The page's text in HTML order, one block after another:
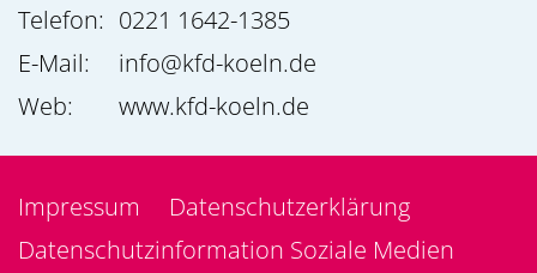
Telefon: 0221 1642-1385
E-Mail:
info@kfd-koeln.de
Web:
www.kfd-koeln.de
Impressum
Datenschutzerklärung
Datenschutzinformation Soziale Medien